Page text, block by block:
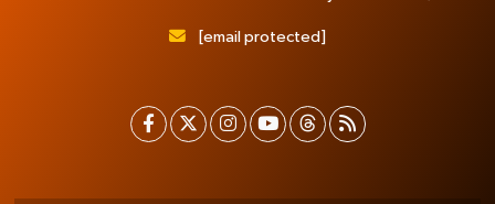
[email protected]